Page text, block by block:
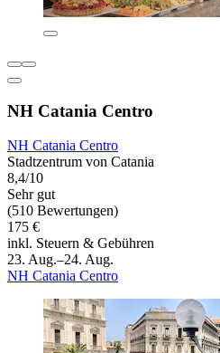
NH Catania Centro
NH Catania Centro
Stadtzentrum von Catania
8,4/10
Sehr gut
(510 Bewertungen)
175 €
inkl. Steuern & Gebühren
23. Aug.–24. Aug.
NH Catania Centro